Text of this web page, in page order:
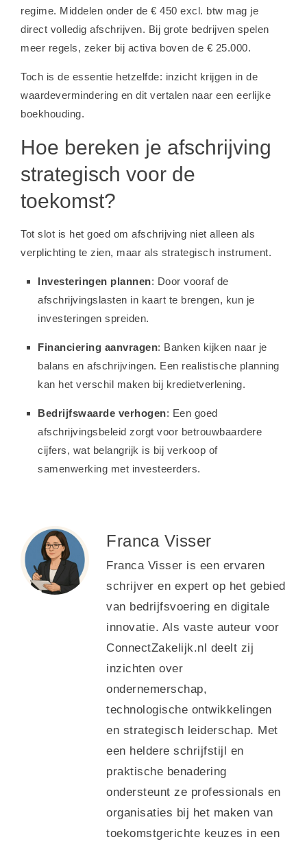
regime. Middelen onder de € 450 excl. btw mag je
direct volledig afschrijven. Bij grote bedrijven spelen
meer regels, zeker bij activa boven de € 25.000.
Toch is de essentie hetzelfde: inzicht krijgen in de
waardevermindering en dit vertalen naar een eerlijke
boekhouding.
Hoe bereken je afschrijving
strategisch voor de
toekomst?
Tot slot is het goed om afschrijving niet alleen als
verplichting te zien, maar als strategisch instrument.
Investeringen plannen: Door vooraf de
afschrijvingslasten in kaart te brengen, kun je
investeringen spreiden.
Financiering aanvragen: Banken kijken naar je
balans en afschrijvingen. Een realistische planning
kan het verschil maken bij kredietverlening.
Bedrijfswaarde verhogen: Een goed
afschrijvingsbeleid zorgt voor betrouwbaardere
cijfers, wat belangrijk is bij verkoop of
samenwerking met investeerders.
Franca Visser
Franca Visser is een ervaren
schrijver en expert op het gebied
van bedrijfsvoering en digitale
innovatie. Als vaste auteur voor
ConnectZakelijk.nl deelt zij
inzichten over
ondernemerschap,
technologische ontwikkelingen
en strategisch leiderschap. Met
een heldere schrijfstijl en
praktische benadering
ondersteunt ze professionals en
organisaties bij het maken van
toekomstgerichte keuzes in een